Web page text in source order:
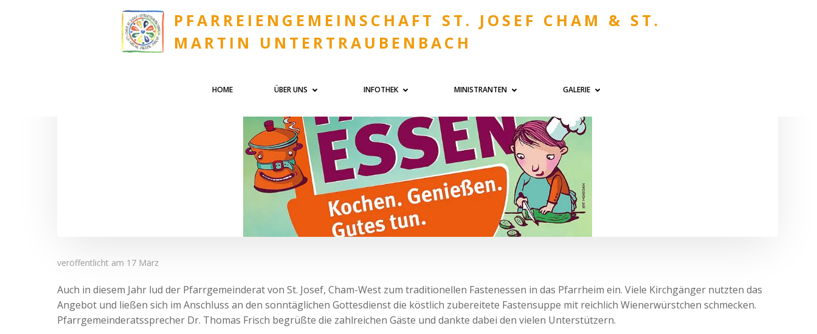
PFARREIENGEMEINSCHAFT ST. JOSEF CHAM & ST.
MARTIN UNTERTRAUBENBACH
HOME ÜBER UNS INFOTHEK MINISTRANTEN GALERIE
veröffentlicht am 17 März
Auch in diesem Jahr lud der Pfarrgemeinderat von St. Josef, Cham-West zum traditionellen Fastenessen in das Pfarrheim ein. Viele Kirchgänger nutzten das
Angebot und ließen sich im Anschluss an den sonntäglichen Gottesdienst die köstlich zubereitete Fastensuppe mit reichlich Wienerwürstchen schmecken.
Pfarrgemeinderatssprecher Dr. Thomas Frisch begrüßte die zahlreichen Gäste und dankte dabei den vielen Unterstützern.